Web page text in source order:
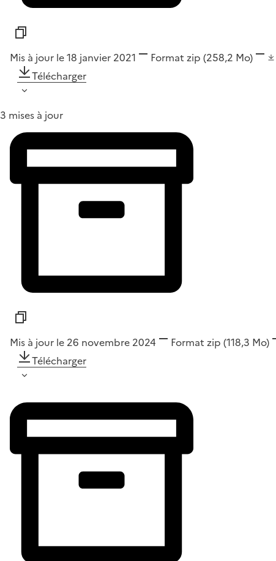
Mis à jour le 18 janvier 2021 Format zip (258,2 Mo)
Télécharger
3 mises à jour
Mis à jour le 26 novembre 2024 Format zip (118,3 Mo)
Télécharger